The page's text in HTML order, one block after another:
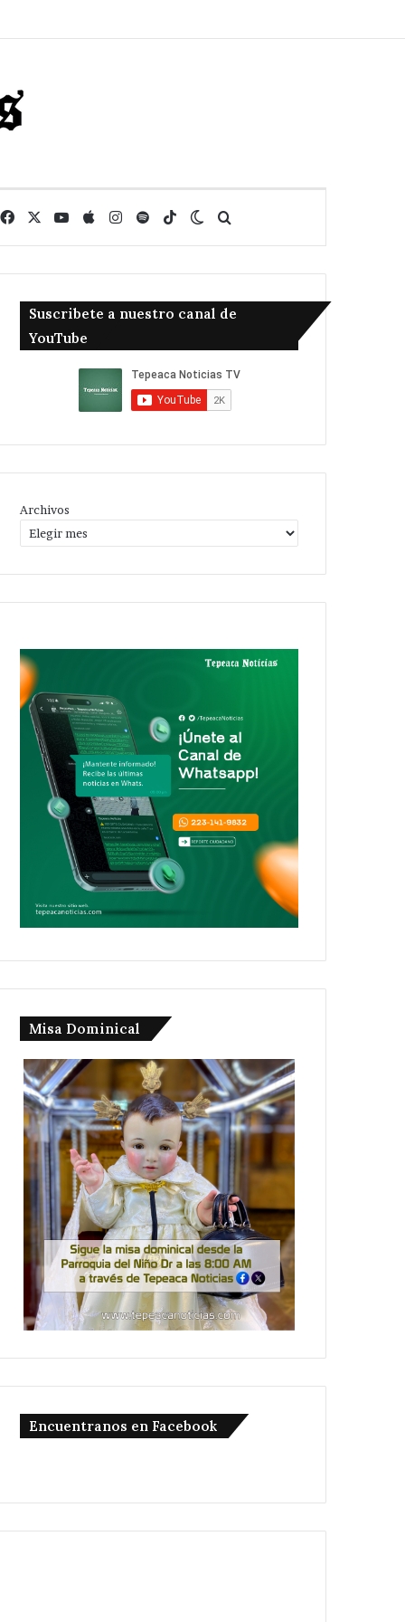
FacebookYouTube
AppleInstagram
SpotifyTikTokSwitch skin
Suscribete a nuestro canal de
YouTube
Archivos
Misa Dominical
Encuentranos en Facebook